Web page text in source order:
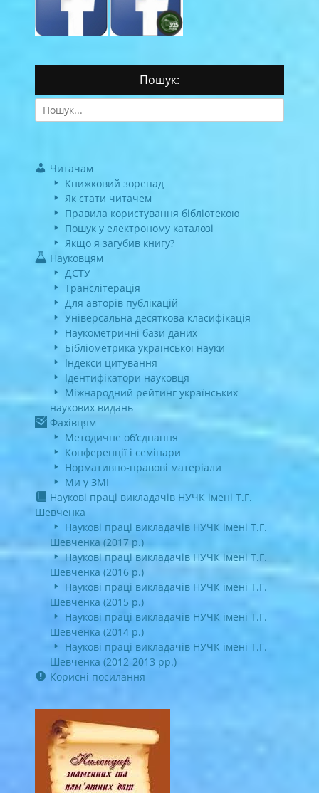
Пошук:
Search
for:
Читачам
Книжковий зорепад
Як стати читачем
Правила користування бібліотекою
Пошук у електроному каталозі
Якщо я загубив книгу?
Науковцям
ДСТУ
Транслітерація
Для авторів публікацій
Універсальна десяткова класифікація
Наукометричні бази даних
Бібліометрика української науки
Індекси цитування
Ідентифікатори науковця
Міжнародний рейтинг українських
наукових видань
Фахівцям
Методичне об’єднання
Конференції і семінари
Нормативно-правові матеріали
Ми у ЗМІ
Наукові праці викладачів НУЧК імені Т.Г.
Шевченка
Наукові праці викладачів НУЧК імені Т.Г.
Шевченка (2017 р.)
Наукові праці викладачів НУЧК імені Т.Г.
Шевченка (2016 р.)
Наукові праці викладачів НУЧК імені Т.Г.
Шевченка (2015 р.)
Наукові праці викладачів НУЧК імені Т.Г.
Шевченка (2014 р.)
Наукові праці викладачів НУЧК імені Т.Г.
Шевченка (2012-2013 рр.)
Корисні посилання